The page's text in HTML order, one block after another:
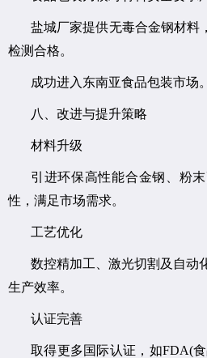
盐城厂家提供无毒合金钢材料
检测合格。
成功进入东南亚食品包装市场。
八、改进与提升策略
材料升级
引进环保高性能合金钢、粉
性，满足市场需求。
工艺优化
数控精加工、激光切割及自动
生产效率。
认证完善
取得更多国际认证，如FDA(